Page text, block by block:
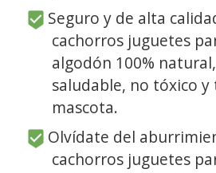
Seguro y de alta
cachorros juguetes
algodón 100%
saludable, no tóxico
mascota.
Olvídate del
cachorros juguetes